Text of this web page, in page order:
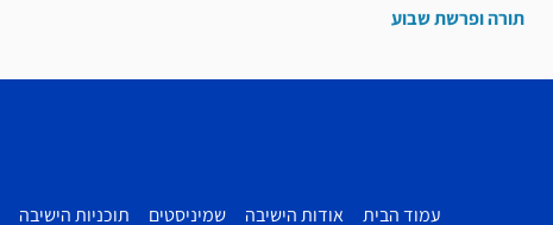
תורה ופרשת שבוע
עמוד הבית אודות הישיבה שמיניסטים תוכניות הישיבה